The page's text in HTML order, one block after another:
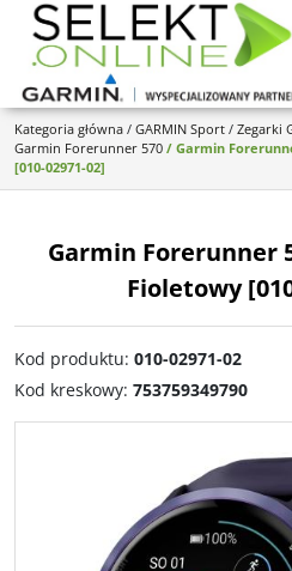
Kategoria główna / GARMIN Sport / Zegarki
Garmin Forerunner 570 / Garmin
[010-02971-02]
Garmin Forerunner
Fioletowy
Kod produktu: 010-02971-02
Kod kreskowy: 753759349790